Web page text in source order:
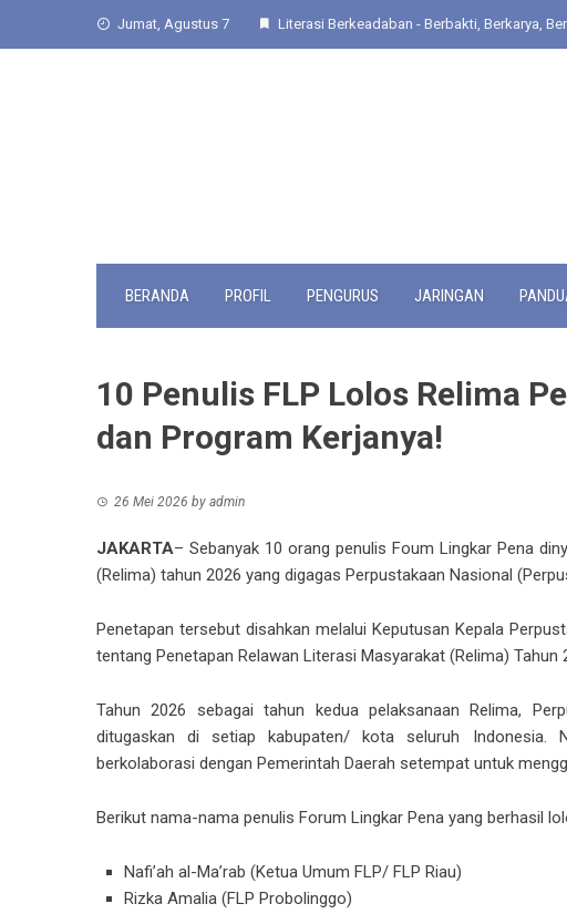
Jumat, Agustus 7 Literasi Berkeadaban - Berbakti, Berkarya,
BERANDA PROFIL PENGURUS JARINGAN
10 Penulis FLP Lolos Relima
dan Program Kerjanya!
26 Mei 2026 by admin
JAKARTA– Sebanyak 10 orang penulis Foum Lingkar Pena
(Relima) tahun 2026 yang digagas Perpustakaan Nasional
Penetapan tersebut disahkan melalui Keputusan Kepala
tentang Penetapan Relawan Literasi Masyarakat (Relima) Tahun
Tahun 2026 sebagai tahun kedua pelaksanaan Relima,
ditugaskan di setiap kabupaten/ kota seluruh Indonesia.
berkolaborasi dengan Pemerintah Daerah setempat untuk
Berikut nama-nama penulis Forum Lingkar Pena yang berhasil
Nafi’ah al-Ma’rab (Ketua Umum FLP/ FLP Riau)
Rizka Amalia (FLP Probolinggo)